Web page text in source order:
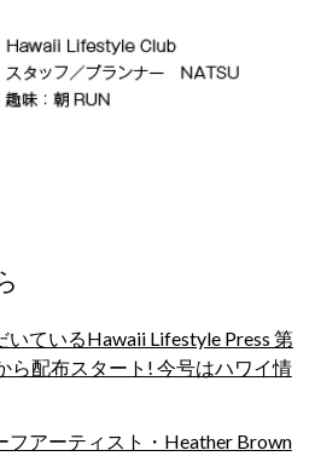
いているHawaii Lifestyle Press 第
ら配布スタート! 今号はハワイ情
フアーティスト・Heather Brown